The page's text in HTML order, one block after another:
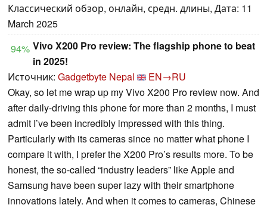
Классический обзор, онлайн, средн. длины, Дата: 11
March 2025
94% Vivo X200 Pro review: The flagship phone to beat
in 2025!
Источник: Gadgetbyte Nepal
EN→RU
Okay, so let me wrap up my Vivo X200 Pro review now. And
after daily-driving this phone for more than 2 months, I must
admit I’ve been incredibly impressed with this thing.
Particularly with its cameras since no matter what phone I
compare it with, I prefer the X200 Pro’s results more. To be
honest, the so-called “industry leaders” like Apple and
Samsung have been super lazy with their smartphone
innovations lately. And when it comes to cameras, Chinese